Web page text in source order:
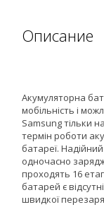
Описание
Акумуляторна
мобільність і
Samsung тільки
термін роботи
батареї.
одночасно
проходять 16
батарей є
швидкої